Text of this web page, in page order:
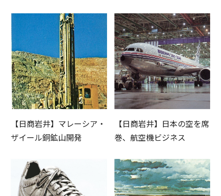
【日商岩井】マレーシア・
ザイール銅鉱山開発
【日商岩井】日本の空を席
巻、航空機ビジネス